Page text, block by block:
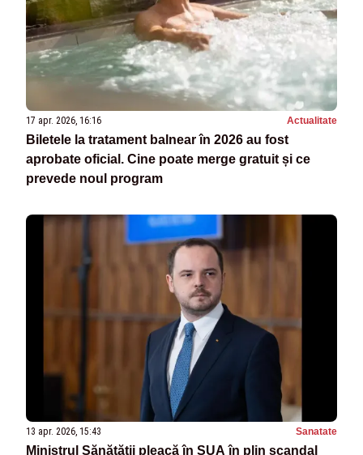
17 apr. 2026, 16:16 Actualitate
Biletele la tratament balnear în 2026 au fost
aprobate oficial. Cine poate merge gratuit și ce
prevede noul program
13 apr. 2026, 15:43 Sanatate
Ministrul Sănătății pleacă în SUA în plin scandal